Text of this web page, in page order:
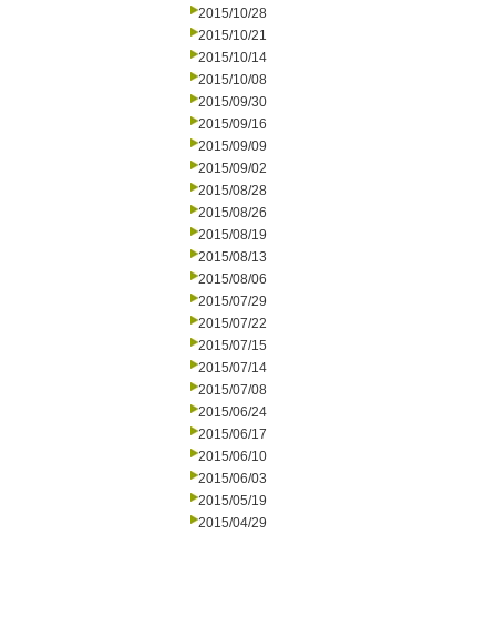
2015/10/28
2015/10/21
2015/10/14
2015/10/08
2015/09/30
2015/09/16
2015/09/09
2015/09/02
2015/08/28
2015/08/26
2015/08/19
2015/08/13
2015/08/06
2015/07/29
2015/07/22
2015/07/15
2015/07/14
2015/07/08
2015/06/24
2015/06/17
2015/06/10
2015/06/03
2015/05/19
2015/04/29